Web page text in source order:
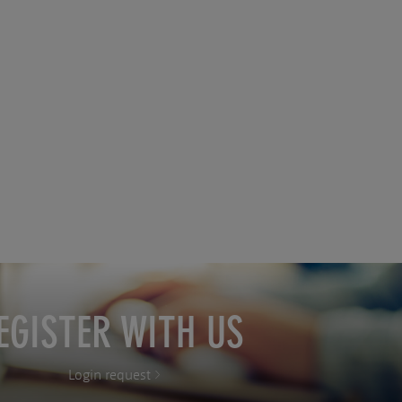
WITH US
Login request